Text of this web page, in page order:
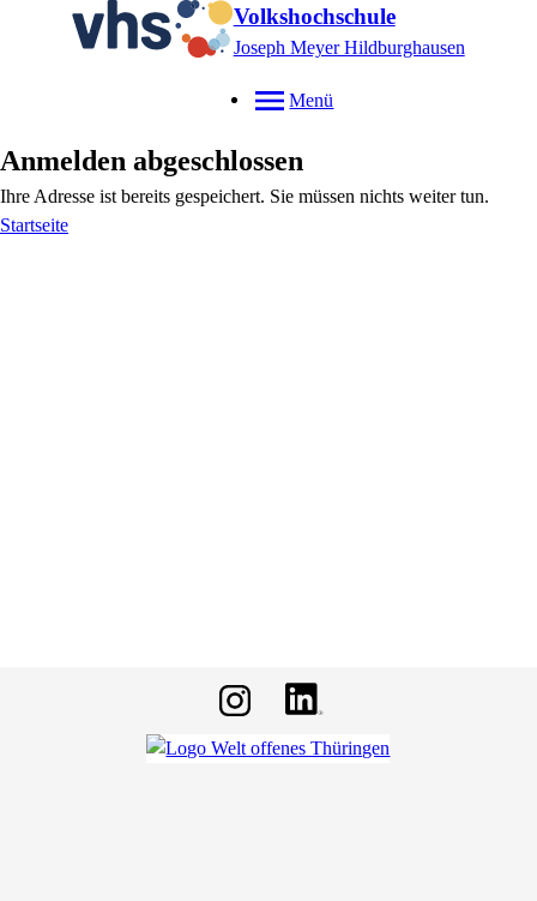
Volkshochschule
Joseph Meyer Hildburghausen
Menü
Anmelden abgeschlossen
Ihre Adresse ist bereits gespeichert. Sie müssen nichts weiter tun.
Startseite